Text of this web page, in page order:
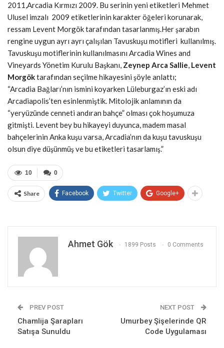
2011,Arcadia Kırmızı 2009. Bu serinin yeni etiketleri Mehmet
Ulusel imzalı 2009 etiketlerinin karakter öğeleri korunarak,
ressam Levent Morgök tarafından tasarlanmış.Her şarabın
rengine uygun ayrı ayrı çalışılan Tavuskuşu motifleri kullanılmış.
Tavuskuşu motiflerinin kullanılmasını Arcadia Wines and
Vineyards Yönetim Kurulu Başkanı, Zeynep Arca Sallie, Levent
Morgöktarafından seçilme hikayesini şöyle anlattı;
“Arcadia Bağları’nın ismini koyarken Lüleburgaz’ın eski adı
Arcadiapolis’ten esinlenmiştik. Mitolojik anlamının da
“yeryüzünde cenneti andıran bahçe” olması çok hoşumuza
gitmişti. Levent bey bu hikayeyi duyunca, madem masal
bahçelerinin Anka kuşu varsa, Arcadia’nın da kuşu tavuskuşu
olsun diye düşünmüş ve bu etiketleri tasarlamış.”
0
10
Share Facebook Twitter Google+
Ahmet Gök 1899 Posts 0 Comments
PREV POST
Chamlija Şarapları
Satışa Sunuldu
NEXT POST
Umurbey Şişelerinde QR
Code Uygulaması